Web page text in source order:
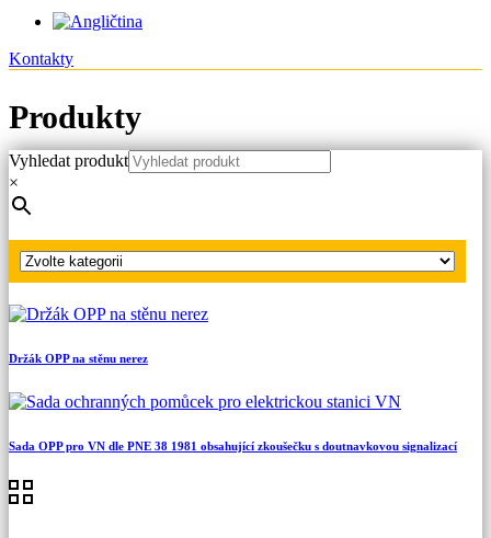
Kontakty
Produkty
Hlavní strana
Vyhledat produkt
×
Držák OPP na stěnu nerez
Sada OPP pro VN dle PNE 38 1981 obsahující zkoušečku s doutnavkovou signalizací